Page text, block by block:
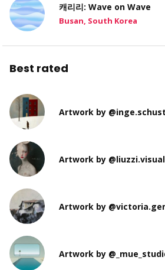
캐리리: Wave on Wave
Busan, South Korea
Best rated
Artwork by
Artwork by
Artwork by
Artwork by